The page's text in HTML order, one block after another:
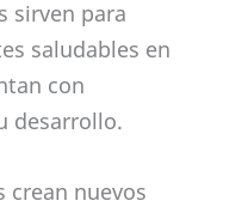
sirven para
saludables en
con
desarrollo.
crean nuevos